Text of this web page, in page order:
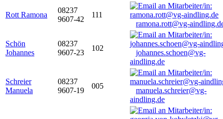
Rott Ramona
08237
9607-42
111
ramona.rott@vg-
Schön
Johannes
08237
9607-23
102
johannes.schoen@vg-
aindling.de
Schreier
Manuela
08237
9607-19
005
manuela.schreier@vg-
aindling.de